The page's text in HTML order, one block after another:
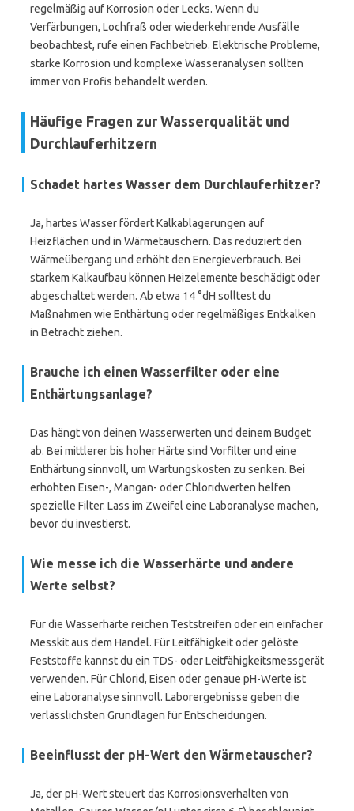
regelmäßig auf Korrosion oder Lecks. Wenn du
Verfärbungen, Lochfraß oder wiederkehrende Ausfälle
beobachtest, rufe einen Fachbetrieb. Elektrische Probleme,
starke Korrosion und komplexe Wasseranalysen sollten
immer von Profis behandelt werden.
Häufige Fragen zur Wasserqualität und
Durchlauferhitzern
Schadet hartes Wasser dem Durchlauferhitzer?
Ja, hartes Wasser fördert Kalkablagerungen auf
Heizflächen und in Wärmetauschern. Das reduziert den
Wärmeübergang und erhöht den Energieverbrauch. Bei
starkem Kalkaufbau können Heizelemente beschädigt oder
abgeschaltet werden. Ab etwa 14 °dH solltest du
Maßnahmen wie Enthärtung oder regelmäßiges Entkalken
in Betracht ziehen.
Brauche ich einen Wasserfilter oder eine
Enthärtungsanlage?
Das hängt von deinen Wasserwerten und deinem Budget
ab. Bei mittlerer bis hoher Härte sind Vorfilter und eine
Enthärtung sinnvoll, um Wartungskosten zu senken. Bei
erhöhten Eisen-, Mangan- oder Chloridwerten helfen
spezielle Filter. Lass im Zweifel eine Laboranalyse machen,
bevor du investierst.
Wie messe ich die Wasserhärte und andere
Werte selbst?
Für die Wasserhärte reichen Teststreifen oder ein einfacher
Messkit aus dem Handel. Für Leitfähigkeit oder gelöste
Feststoffe kannst du ein TDS- oder Leitfähigkeitsmessgerät
verwenden. Für Chlorid, Eisen oder genaue pH-Werte ist
eine Laboranalyse sinnvoll. Laborergebnisse geben die
verlässlichsten Grundlagen für Entscheidungen.
Beeinflusst der pH-Wert den Wärmetauscher?
Ja, der pH-Wert steuert das Korrosionsverhalten von